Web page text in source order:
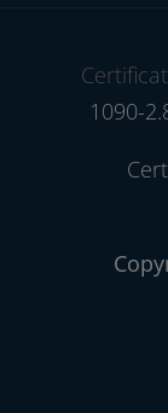
1090-